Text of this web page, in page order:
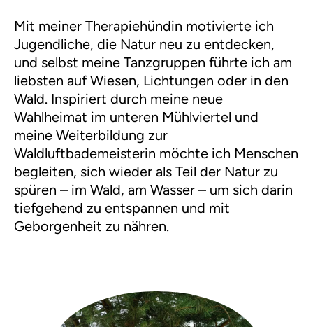
Mit meiner Therapiehündin motivierte ich
Jugendliche, die Natur neu zu entdecken,
und selbst meine Tanzgruppen führte ich am
liebsten auf Wiesen, Lichtungen oder in den
Wald. Inspiriert durch meine neue
Wahlheimat im unteren Mühlviertel und
meine Weiterbildung zur
Waldluftbademeisterin möchte ich Menschen
begleiten, sich wieder als Teil der Natur zu
spüren – im Wald, am Wasser – um sich darin
tiefgehend zu entspannen und mit
Geborgenheit zu nähren.